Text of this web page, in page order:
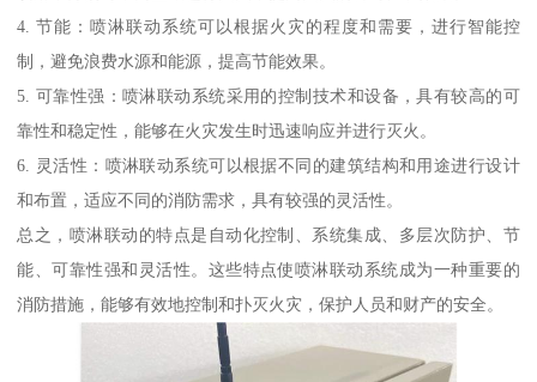
4. 节能：喷淋联动系统可以根据火灾的程度和需要，进行智能控
制，避免浪费水源和能源，提高节能效果。
5. 可靠性强：喷淋联动系统采用的控制技术和设备，具有较高的可
靠性和稳定性，能够在火灾发生时迅速响应并进行灭火。
6. 灵活性：喷淋联动系统可以根据不同的建筑结构和用途进行设计
和布置，适应不同的消防需求，具有较强的灵活性。
总之，喷淋联动的特点是自动化控制、系统集成、多层次防护、节
能、可靠性强和灵活性。这些特点使喷淋联动系统成为一种重要的
消防措施，能够有效地控制和扑灭火灾，保护人员和财产的安全。